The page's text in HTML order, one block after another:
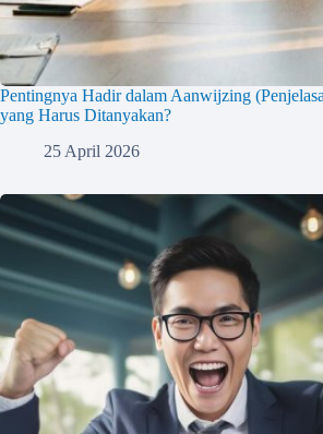
Pentingnya Hadir dalam Aanwijzing
yang Harus Ditanyakan?
25 April 2026